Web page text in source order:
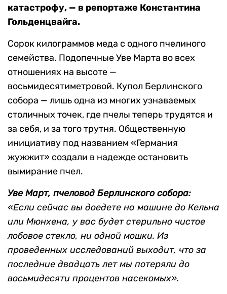
катастрофу, — в репортаже Константина
Гольденцвайга.
Сорок килограммов меда с одного пчелиного
семейства. Подопечные Уве Марта во всех
отношениях на высоте —
восьмидесятиметровой. Купол Берлинского
собора — лишь одна из многих узнаваемых
столичных точек, где пчелы теперь трудятся и
за себя, и за того трутня. Общественную
инициативу под названием «Германия
жужжит» создали в надежде остановить
вымирание пчел.
Уве Март, пчеловод Берлинского собора:
«Если сейчас вы доедете на машине до Кельна
или Мюнхена, у вас будет стерильно чистое
лобовое стекло, ни одной мошки. Из
проведенных исследований выходит, что за
последние двадцать лет мы потеряли до
восьмидесяти процентов насекомых».